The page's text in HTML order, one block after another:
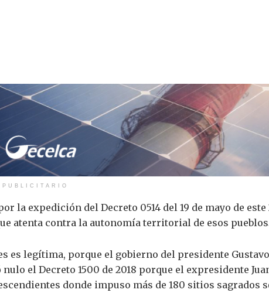
la expedición del Decreto 0514 del 19 de mayo de este
atenta contra la autonomía territorial de esos
es legítima, porque el gobierno del presidente
el Decreto 1500 de 2018 porque el expresidente
donde impuso más de 180 sitios sagrados